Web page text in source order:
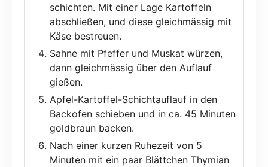
schichten. Mit einer Lage Kartoffeln
abschließen, und diese gleichmässig mit
Käse bestreuen.
Sahne mit Pfeffer und Muskat würzen,
dann gleichmässig über den Auflauf
gießen.
Apfel-Kartoffel-Schichtauflauf in den
Backofen schieben und in ca. 45 Minuten
goldbraun backen.
Nach einer kurzen Ruhezeit von 5
Minuten mit ein paar Blättchen Thymian